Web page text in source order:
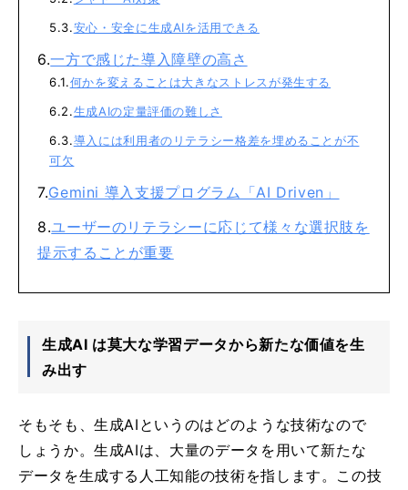
安心・安全に生成AIを活用できる
一方で感じた導入障壁の高さ
何かを変えることは大きなストレスが発生する
生成AIの定量評価の難しさ
導入には利用者のリテラシー格差を埋めることが不
可欠
Gemini 導入支援プログラム「AI Driven」
ユーザーのリテラシーに応じて様々な選択肢を
提示することが重要
生成AI は莫大な学習データから新たな価値を生
み出す
そもそも、生成AIというのはどのような技術なので
しょうか。生成AIは、大量のデータを用いて新たな
データを生成する人工知能の技術を指します。この技